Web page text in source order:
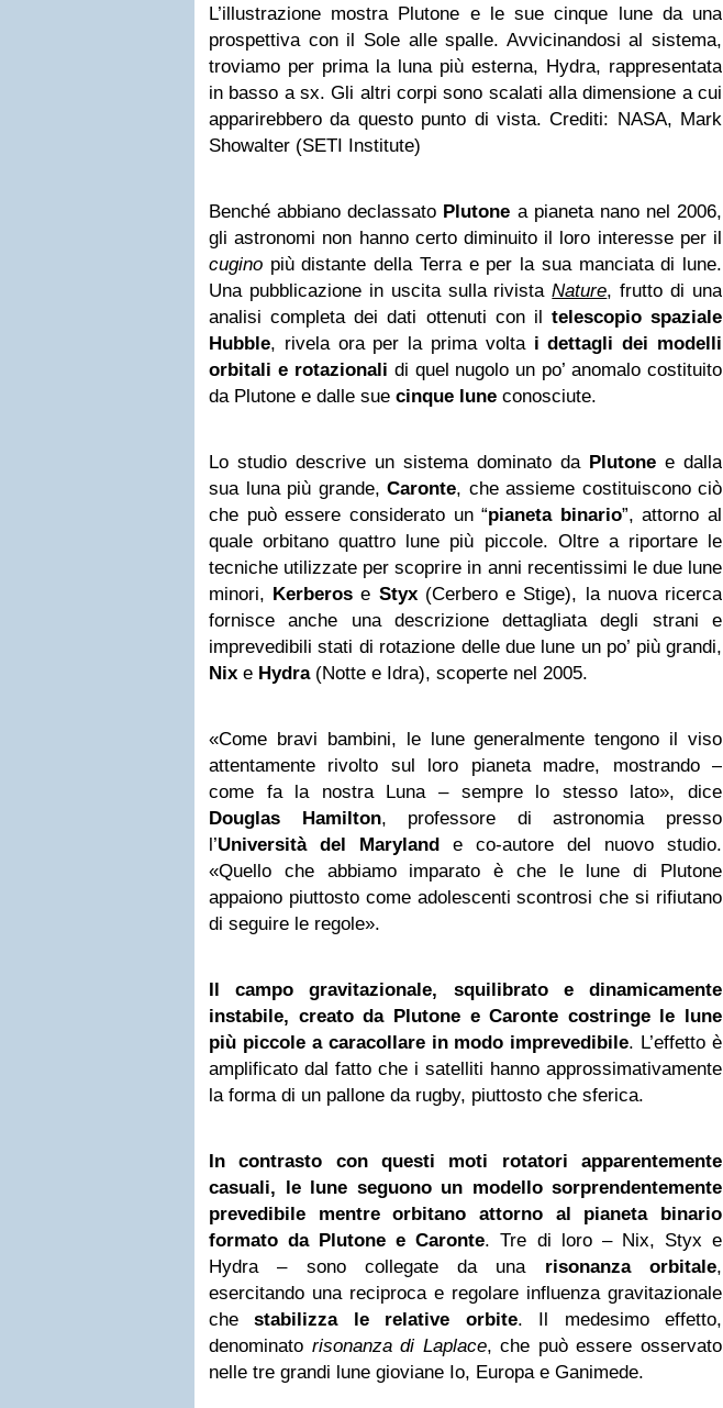
L’illustrazione mostra Plutone e le sue cinque lune da una
prospettiva con il Sole alle spalle. Avvicinandosi al sistema,
troviamo per prima la luna più esterna, Hydra, rappresentata
in basso a sx. Gli altri corpi sono scalati alla dimensione a cui
apparirebbero da questo punto di vista. Crediti: NASA, Mark
Showalter (SETI Institute)
Benché abbiano declassato Plutone a pianeta nano nel 2006,
gli astronomi non hanno certo diminuito il loro interesse per il
cugino più distante della Terra e per la sua manciata di lune.
Una pubblicazione in uscita sulla rivistaNature, frutto di una
analisi completa dei dati ottenuti con il telescopio spaziale
Hubble, rivela ora per la prima volta i dettagli dei modelli
orbitali e rotazionali di quel nugolo un po’ anomalo costituito
da Plutone e dalle sue cinque lune conosciute.
Lo studio descrive un sistema dominato da Plutone e dalla
sua luna più grande, Caronte, che assieme costituiscono ciò
che può essere considerato un “pianeta binario”, attorno al
quale orbitano quattro lune più piccole. Oltre a riportare le
tecniche utilizzate per scoprire in anni recentissimi le due lune
minori, Kerberos e Styx(Cerbero e Stige), la nuova ricerca
fornisce anche una descrizione dettagliata degli strani e
imprevedibili stati di rotazione delle due lune un po’ più grandi,
Nix e Hydra(Notte e Idra), scoperte nel 2005.
«Come bravi bambini, le lune generalmente tengono il viso
attentamente rivolto sul loro pianeta madre, mostrando –
come fa la nostra Luna – sempre lo stesso lato», dice
Douglas Hamilton, professore di astronomia presso
l’Università del Maryland e co-autore del nuovo studio.
«Quello che abbiamo imparato è che le lune di Plutone
appaiono piuttosto come adolescenti scontrosi che si rifiutano
di seguire le regole».
Il campo gravitazionale, squilibrato e dinamicamente
instabile, creato da Plutone e Caronte costringe le lune
più piccole a caracollare in modo imprevedibile. L’effetto è
amplificato dal fatto che i satelliti hanno approssimativamente
la forma di un pallone da rugby, piuttosto che sferica.
In contrasto con questi moti rotatori apparentemente
casuali, le lune seguono un modello sorprendentemente
prevedibile mentre orbitano attorno al pianeta binario
formato da Plutone e Caronte. Tre di loro – Nix, Styx e
Hydra – sono collegate da una risonanza orbitale,
esercitando una reciproca e regolare influenza gravitazionale
chestabilizza le relative orbite. Il medesimo effetto,
denominato risonanza di Laplace, che può essere osservato
nelle tre grandi lune gioviane Io, Europa e Ganimede.